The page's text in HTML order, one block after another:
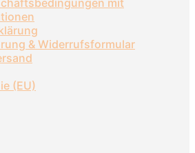
& Widerrufsformular
(EU)